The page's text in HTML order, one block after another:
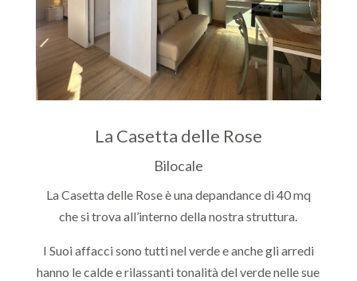
La Casetta delle Rose
Bilocale
La Casetta delle Rose è una depandance di 40 mq
che si trova all’interno della nostra struttura.
I Suoi affacci sono tutti nel verde e anche gli arredi
hanno le calde e rilassanti tonalità del verde nelle sue